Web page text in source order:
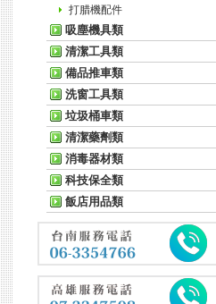
打腊機配件
吸塵機具類
清潔工具類
備品推車類
洗窗工具類
垃圾桶車類
清潔藥劑類
消毒器材類
科技保全類
飯店用品類